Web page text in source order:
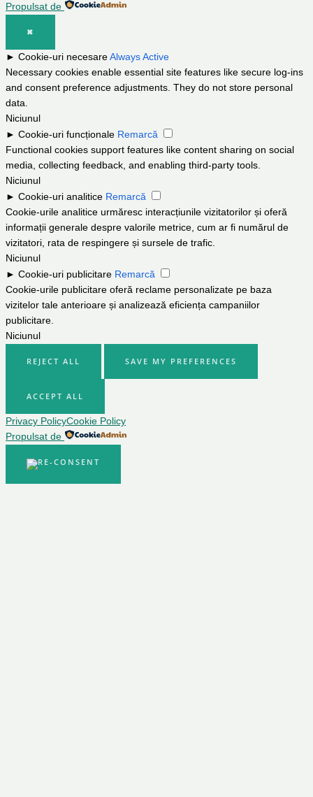
Propulsat de
✖
► Cookie-uri necesare Always Active
Necessary cookies enable essential site features like secure log-ins
and consent preference adjustments. They do not store personal
data.
Niciunul
► Cookie-uri funcționale Remarcă
Functional cookies support features like content sharing on social
media, collecting feedback, and enabling third-party tools.
Niciunul
► Cookie-uri analitice Remarcă
Cookie-urile analitice urmăresc interacțiunile vizitatorilor și oferă
informații generale despre valorile metrice, cum ar fi numărul de
vizitatori, rata de respingere și sursele de trafic.
Niciunul
► Cookie-uri publicitare Remarcă
Cookie-urile publicitare oferă reclame personalizate pe baza
vizitelor tale anterioare și analizează eficiența campaniilor
publicitare.
Niciunul
REJECT ALL SAVE MY PREFERENCES
ACCEPT ALL
Privacy PolicyCookie Policy
Propulsat de